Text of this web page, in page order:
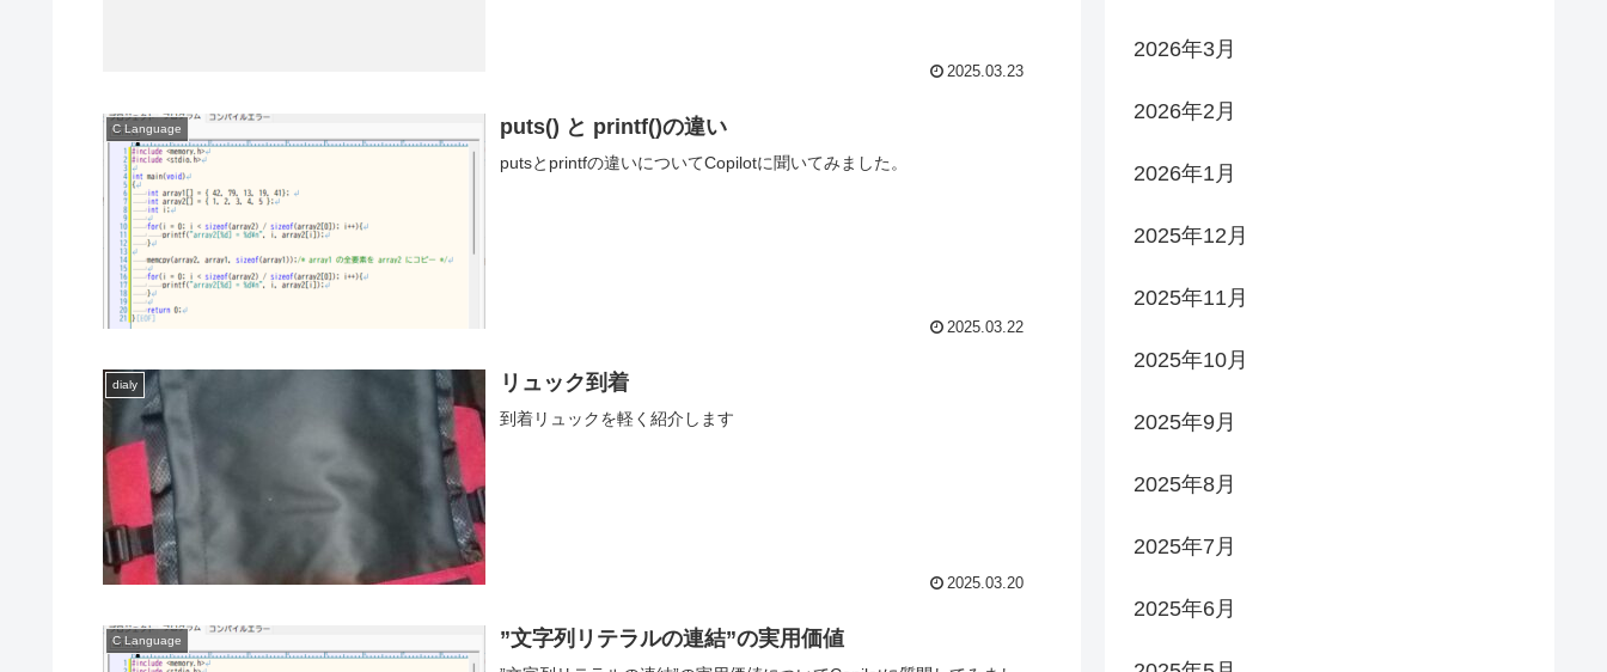
2025.03.23
C Language puts() と printf()の違い
putsとprintfの違いについてCopilotに聞いてみました。
2025.03.22
dialy リュック到着
到着リュックを軽く紹介します
2025.03.20
C Language ”文字列リテラルの連結”の実用価値
2026年3月
2026年2月
2026年1月
2025年12月
2025年11月
2025年10月
2025年9月
2025年8月
2025年7月
2025年6月